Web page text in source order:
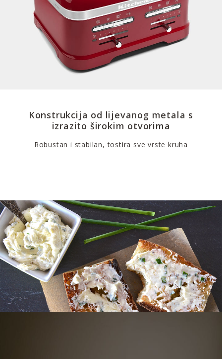
Konstrukcija od lijevanog metala s
izrazito širokim otvorima
Robustan i stabilan, tostira sve vrste kruha